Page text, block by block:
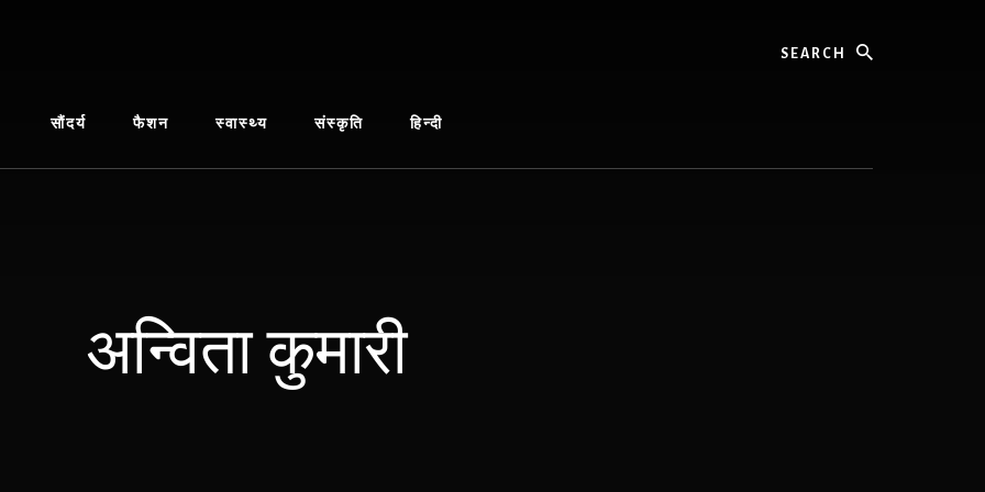
सौंदर्य फैशन स्वास्थ्य संस्कृति हिन्दी
अन्विता कुमारी